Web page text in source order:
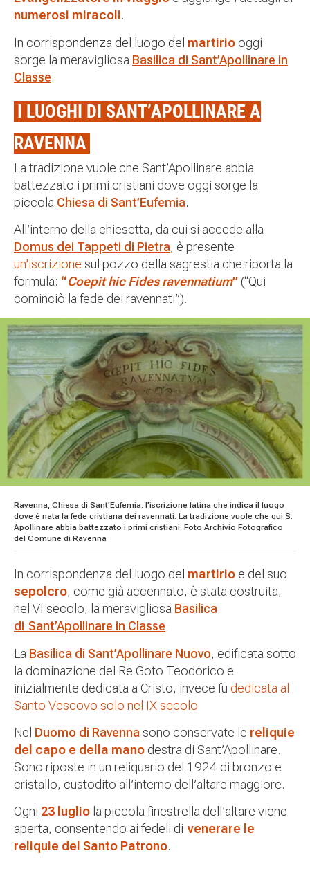
numerosi miracoli.
In corrispondenza del luogo del martirio oggi
sorge la meravigliosa Basilica di Sant’Apollinare in
Classe.
I LUOGHI DI SANT’APOLLINARE A
RAVENNA
La tradizione vuole che Sant’Apollinare abbia
battezzato i primi cristiani dove oggi sorge la
piccola Chiesa di Sant’Eufemia.
All’interno della chiesetta, da cui si accede alla
Domus dei Tappeti di Pietra, è presente
un’iscrizione sul pozzo della sagrestia che riporta la
formula: “Coepit hic Fides ravennatium”(“Qui
cominciò la fede dei ravennati”).
Ravenna, Chiesa di Sant’Eufemia: l’iscrizione latina che indica il luogo
dove è nata la fede cristiana dei ravennati. La tradizione vuole che qui S.
Apollinare abbia battezzato i primi cristiani. Foto Archivio Fotografico
del Comune di Ravenna
In corrispondenza del luogo del martirioe del suo
sepolcro, come già accennato, è stata costruita,
nel VI secolo, la meravigliosa Basilica
di Sant’Apollinare in Classe.
La Basilica di Sant’Apollinare Nuovo, edificata sotto
la dominazione del Re Goto Teodorico e
inizialmente dedicata a Cristo, invece fu dedicata al
Santo Vescovo solo nel IX secolo
Nel Duomo di Ravenna sono conservate le reliquie
del capo e della mano destra di Sant’Apollinare.
Sono riposte in un reliquario del 1924 di bronzo e
cristallo, custodito all’interno dell’altare maggiore.
Ogni 23 luglio la piccolafinestrella dell’altare viene
aperta, consentendo ai fedeli di venerare le
reliquie del Santo Patrono.